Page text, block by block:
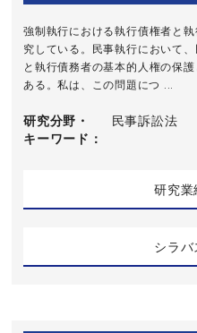
強制執行における執行債権者と
究している。民事執行において
と執行債務者の基本的人権の保
ある。私は、この問題につ ...
研究分野・
キーワード
民事訴訟法
研究業
シラバ